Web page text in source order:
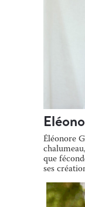
Éléonore
que
ses